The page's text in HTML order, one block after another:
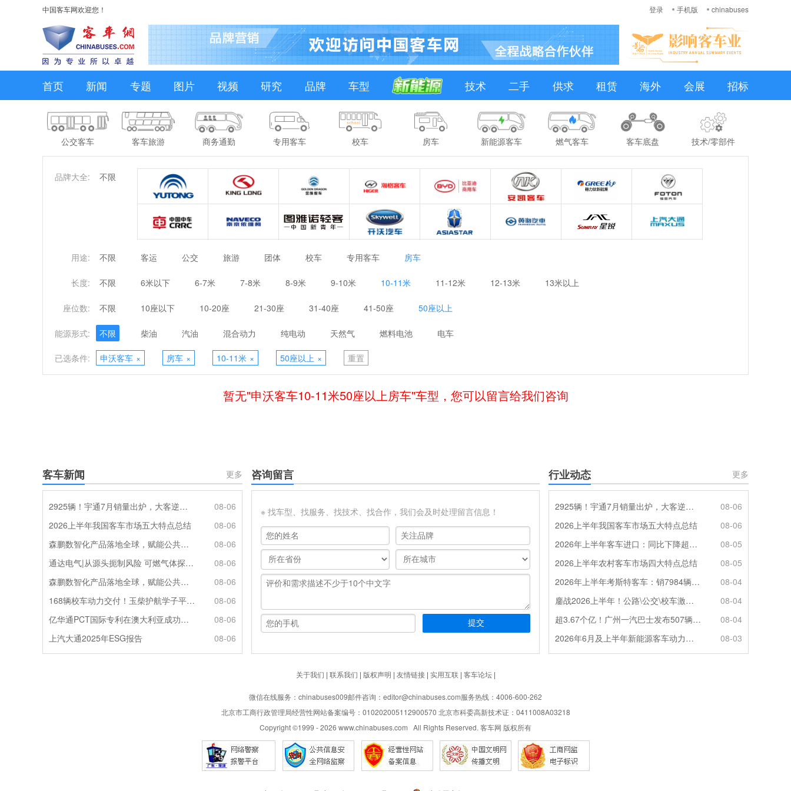
中国客车网欢迎您！ 登录 手机版 chinabuses
首页 新闻 专题 图片 视频 研究 品牌 车型 技术 二手 供求 租赁 海外 会展 招标
公交客车 客车旅游 商务通勤 专用客车 校车 房车 新能源客车 燃气客车 客车底盘 技术/零部件
品牌大全: 不限
用途: 不限 客运 公交 旅游 团体 校车 专用客车 房车
长度: 不限 6米以下 6-7米 7-8米 8-9米 9-10米 10-11米 11-12米 12-13米 13米以上
座位数: 不限 10座以下 10-20座 21-30座 31-40座 41-50座 50座以上
能源形式: 不限 柴油 汽油 混合动力 纯电动 天然气 燃料电池 电车
已选条件: 申沃客车 × 房车 × 10-11米 × 50座以上 × 重置
暂无"申沃客车10-11米50座以上房车"车型，您可以留言给我们咨询
客车新闻 更多
2925辆！宇通7月销量出炉，大客逆势走强筑牢基本盘
08-06
2026上半年我国客车市场五大特点总结
08-06
森鹏数智化产品落地全球，赋能公共交通新升级
08-06
通达电气|从源头扼制风险 可燃气体探测系统灵敏感知商用车燃气泄漏
08-06
森鹏数智化产品落地全球，赋能公共交通新升级
08-06
168辆校车动力交付！玉柴护航学子平安出行
08-06
亿华通PCT国际专利在澳大利亚成功授权
08-06
上汽大通2025年ESG报告
08-06
咨询留言
※ 找车型、找服务、找技术、找合作，我们会及时处理留言信息！
行业动态 更多
2925辆！宇通7月销量出炉，大客逆势走强筑牢基本盘
08-06
2026上半年我国客车市场五大特点总结
08-06
2026年上半年客车进口：同比下降超4成，轻客主体地位凸显
08-05
2026上半年农村客车市场四大特点总结
08-05
2026年上半年考斯特客车：销7984辆 6米领涨领跑 电动化提速
08-04
鏖战2026上半年！公路\公交\校车激烈角逐，谁问鼎赛道赢家?
08-04
超3.67个亿！广州一汽巴士发布507辆纯电动城市客车采购中标公告
08-04
2026年6月及上半年新能源客车动力电池装机量特点分析
08-03
关于我们 | 联系我们 | 版权声明 | 友情链接| 实用互联| 客车论坛|
微信在线服务：chinabuses009邮件咨询：editor@chinabuses.com服务热线：4006-600-262
北京市工商行政管理局经营性网站备案编号：010202005112900570 北京市科委高新技术证：0411008A03218
Copyright ©1999 -2026 www.chinabuses.com All Rights Reserved. 客车网 版权所有